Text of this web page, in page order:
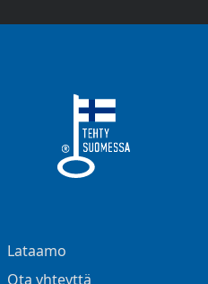
Lataamo
Ota yhteyttä